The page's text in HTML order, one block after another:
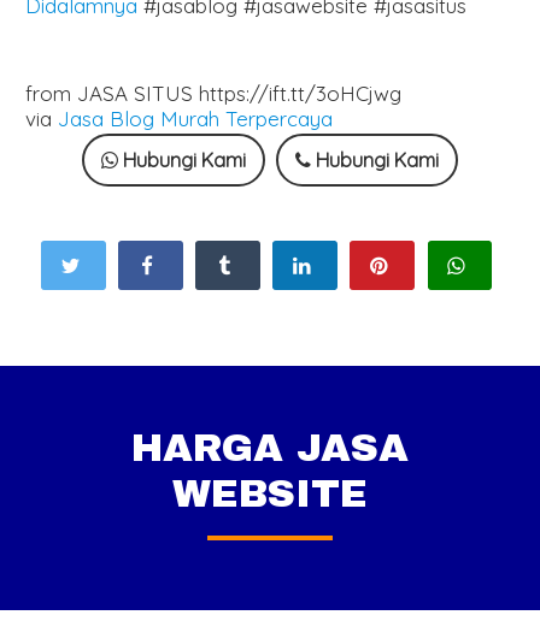
Didalamnya #jasablog #jasawebsite #jasasitus
from JASA SITUS https://ift.tt/3oHCjwg
via Jasa Blog Murah Terpercaya
Hubungi Kami Hubungi Kami
HARGA JASA
WEBSITE